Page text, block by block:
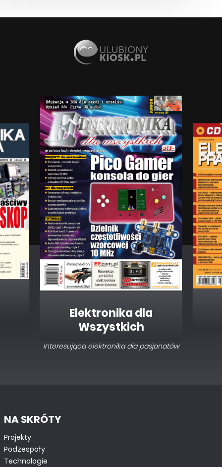
Elektronika dla
Wszystkich
Interesująca elektronika dla pasjonatów
NA SKRÓTY
Projekty
Podzespoły
Technologie